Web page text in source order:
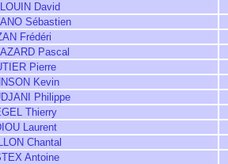
David
Sébastien
Frédéri
Pascal
Pierre
Kevin
Philippe
Thierry
Laurent
Chantal
Antoine